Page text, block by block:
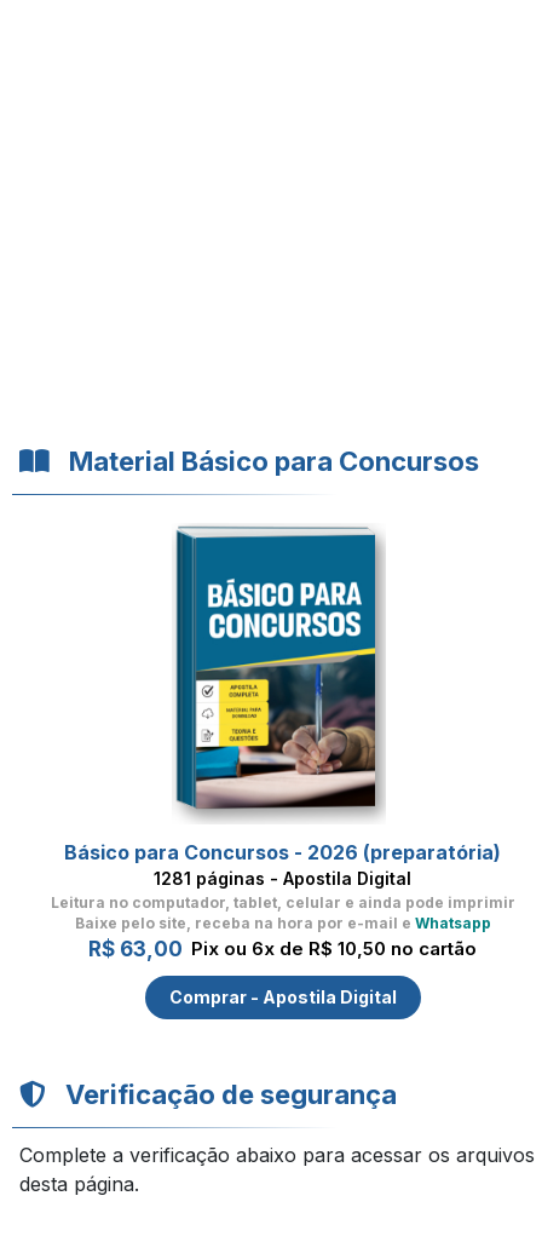
Material Básico para Concursos
Básico para Concursos - 2026 (preparatória)
1281 páginas - Apostila Digital
Leitura no computador, tablet, celular e ainda pode imprimir
Baixe pelo site, receba na hora por e-mail e Whatsapp
R$ 63,00 Pix ou 6x de R$ 10,50 no cartão
Comprar - Apostila Digital
Verificação de segurança
Complete a verificação abaixo para acessar os arquivos
desta página.